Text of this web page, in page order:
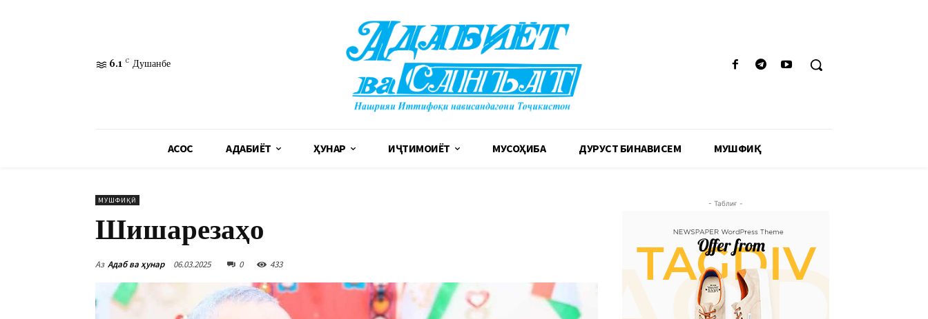
6.1 C Душанбе
АСОСӢ АДАБИЁТ ҲУНАР ИҶТИМОИЁТ МУСОҲИБА ДУРУСТ БИНАВИСЕМ МУШФИҚӢ
МУШФИҚӢ
Шишарезаҳо
Аз Адаб ва ҳунар 06.03.2025 0 433
- Таблиғ -